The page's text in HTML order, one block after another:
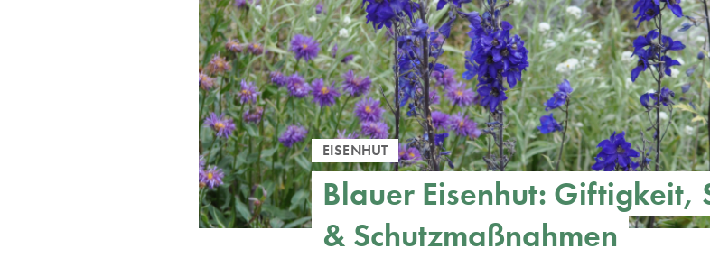
EISENHUT
Blauer Eisenhut: Giftigkeit,
& Schutzmaßnahmen